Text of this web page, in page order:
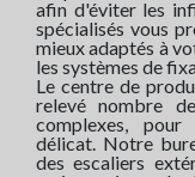
afin d'éviter les
spécialisés vous
mieux adaptés à
les systèmes de
Le centre de
relevé nombre
complexes,
délicat. Notre
des escaliers